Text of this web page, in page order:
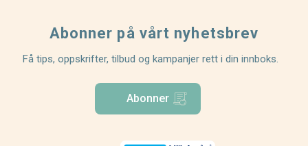
Abonner på vårt nyhetsbrev
Få tips, oppskrifter, tilbud og kampanjer rett i din innboks.
Abonner